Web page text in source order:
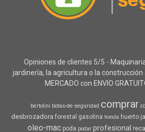
Opiniones de clientes 5/5 -
jardinería, la agricultura o la construcción
MERCADO con ENVIO
bertolini botas-de-seguridad comprar
desbrozadora forestal gasolina honda huerto
oleo-mac poda podar profesional